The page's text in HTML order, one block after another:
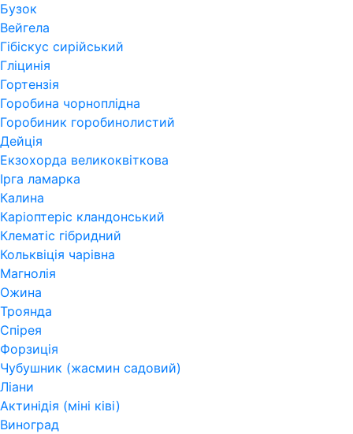
Бузок
Вейгела
Гібіскус сирійський
Гліцинія
Гортензія
Горобина чорноплідна
Горобиник горобинолистий
Дейція
Екзохорда великоквіткова
Ірга ламарка
Калина
Каріоптеріс кландонський
Клематіс гібридний
Кольквіція чарівна
Магнолія
Ожина
Троянда
Спірея
Форзиція
Чубушник (жасмин садовий)
Ліани
Актинідія (міні ківі)
Виноград